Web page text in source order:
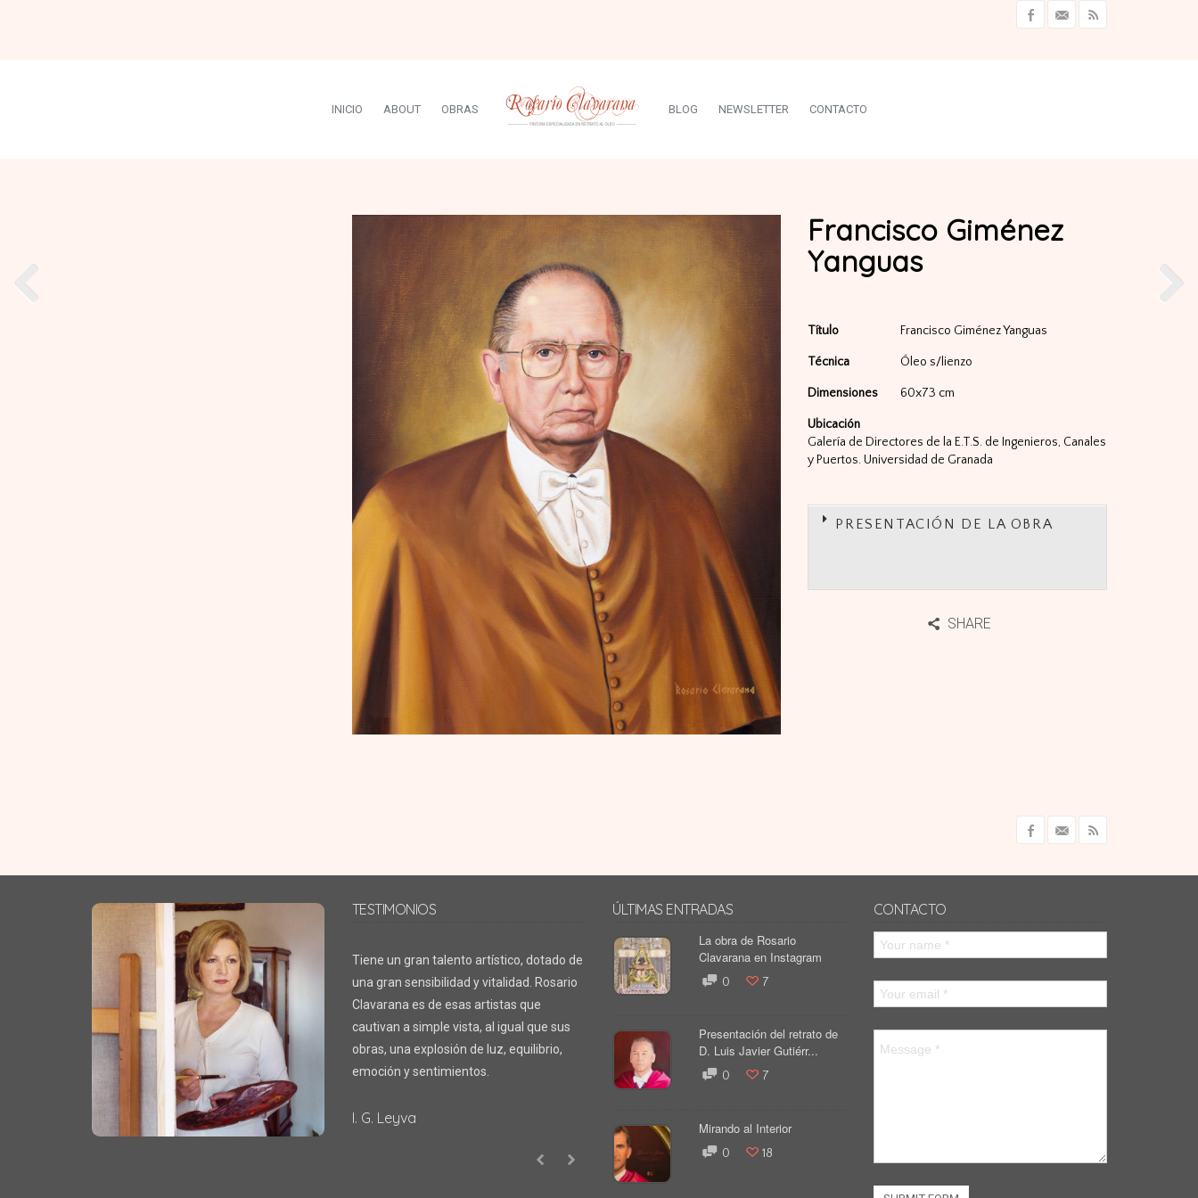
INICIO ABOUT OBRAS BLOG NEWSLETTER CONTACTO
Francisco Giménez
Yanguas
Título Francisco Giménez Yanguas
Técnica Óleo s/lienzo
Dimensiones 60x73 cm
Ubicación
Galería de Directores de la E.T.S. de Ingenieros, Canales
y Puertos. Universidad de Granada
PRESENTACIÓN DE LA OBRA
SHARE
TESTIMONIOS
Tiene un gran talento artístico, dotado de
una gran sensibilidad y vitalidad. Rosario
Clavarana es de esas artistas que
cautivan a simple vista, al igual que sus
obras, una explosión de luz, equilibrio,
emoción y sentimientos.
I. G. Leyva
ÚLTIMAS ENTRADAS
La obra de Rosario
Clavarana en Instagram
0 7
Presentación del retrato de
D. Luis Javier Gutiérr...
0 7
Mirando al Interior
0 18
CONTACTO